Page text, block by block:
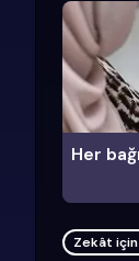
Her
Zekât